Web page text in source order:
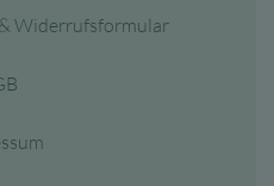
Widerrufsformular